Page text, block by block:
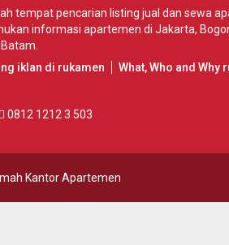
tempat pencarian listing jual dan sewa
informasi apartemen di Jakarta, Bogor
Batam
iklan di rukamen
What, Who and Why
0812 1212 3 503
Kantor Apartemen